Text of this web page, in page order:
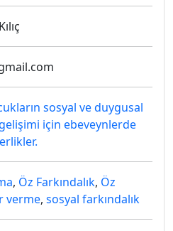
sosyal ve duygusal
için ebeveynlerde
, Öz Farkındalık, Öz
verme, sosyal farkındalık